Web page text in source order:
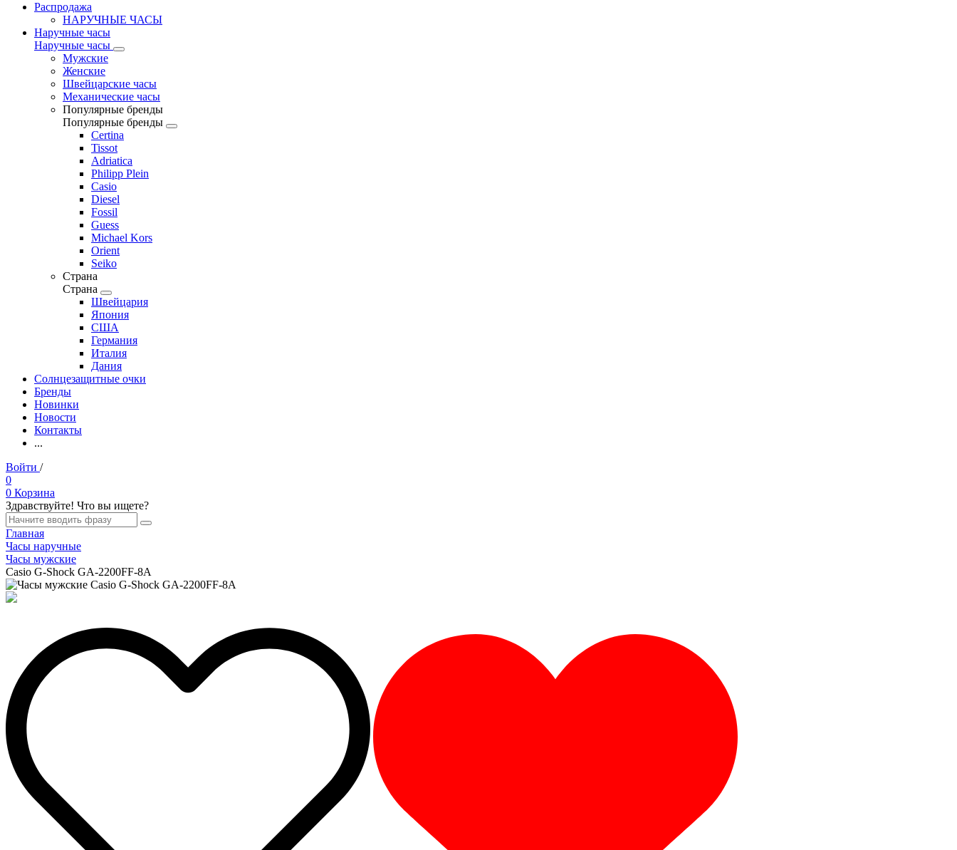
Распродажа
НАРУЧНЫЕ ЧАСЫ
Наручные часы
Наручные часы
Мужские
Женские
Швейцарские часы
Механические часы
Популярные бренды
Популярные бренды
Certina
Tissot
Adriatica
Philipp Plein
Casio
Diesel
Fossil
Guess
Michael Kors
Orient
Seiko
Страна
Страна
Швейцария
Япония
США
Германия
Италия
Дания
Солнцезащитные очки
Бренды
Новинки
Новости
Контакты
...
Войти /
0
0 Корзина
Здравствуйте! Что вы ищете?
Главная
Часы наручные
Часы мужские
Casio G-Shock GA-2200FF-8A